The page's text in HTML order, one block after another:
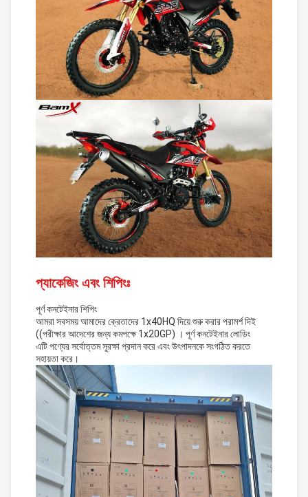
প্যাকেজিং এবং শিপিংঃ
পূর্ণ কনটেইনার শিপিং
আমরা সবসময় আমাদের ক্রেতাদের 1x40HQ দিয়ে শুরু করার পরামর্শ দিই
((পরীক্ষার আদেশের জন্য কমপক্ষে 1x20GP) । পূর্ণ কনটেইনার লোডিং
এটি পণ্যের সর্বোত্তম সুরক্ষা প্রদান করে এবং উৎপাদনকে সংগঠিত করতে
সহায়তা করে।